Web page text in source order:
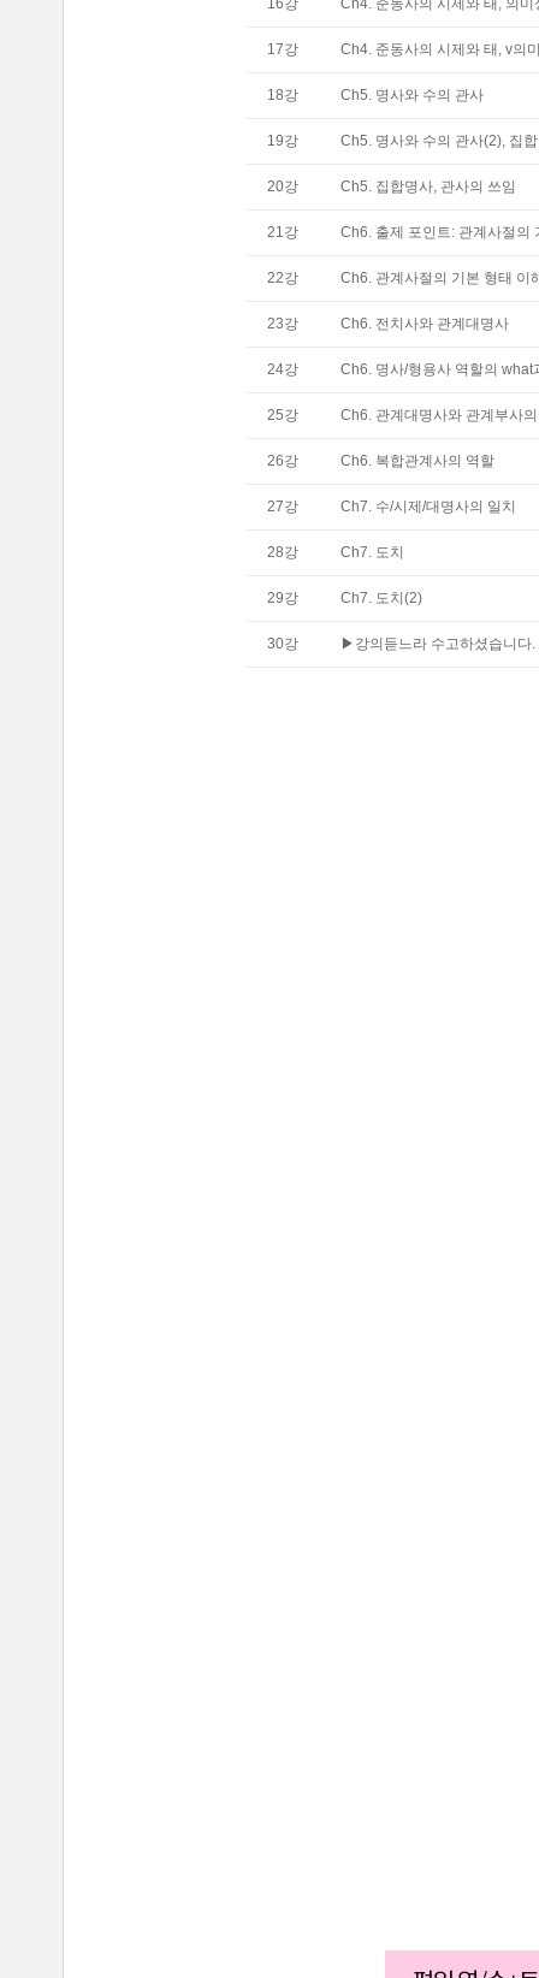
16강 Ch4. 준동사의 시제와 태, 의미
17강 Ch4. 준동사의 시제와 태, v의
18강 Ch5. 명사와 수의 관사
19강 Ch5. 명사와 수의 관사(2), 집
20강 Ch5. 집합명사, 관사의 쓰임
21강 Ch6. 출제 포인트: 관계사절의
22강 Ch6. 관계사절의 기본 형태 이
23강 Ch6. 전치사와 관계대명사
24강 Ch6. 명사/형용사 역할의 what
25강 Ch6. 관계대명사와 관계부사
26강 Ch6. 복합관계사의 역할
27강 Ch7. 수/시제/대명사의 일치
28강 Ch7. 도치
29강 Ch7. 도치(2)
30강 ▶강의듣느라 수고하셨습니다.